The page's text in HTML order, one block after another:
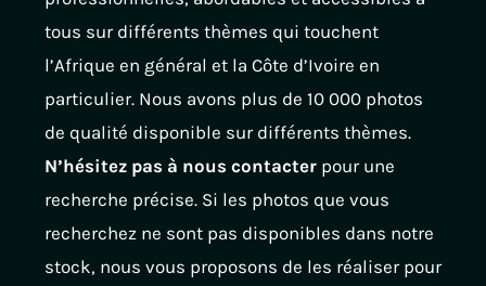
tous sur différents thèmes qui touchent
l’Afrique en général et la Côte d’Ivoire en
particulier. Nous avons plus de 10 000 photos
de qualité disponible sur différents thèmes.
N’hésitez pas à nous contacter pour une
recherche précise. Si les photos que vous
recherchez ne sont pas disponibles dans notre
stock, nous vous proposons de les réaliser pour